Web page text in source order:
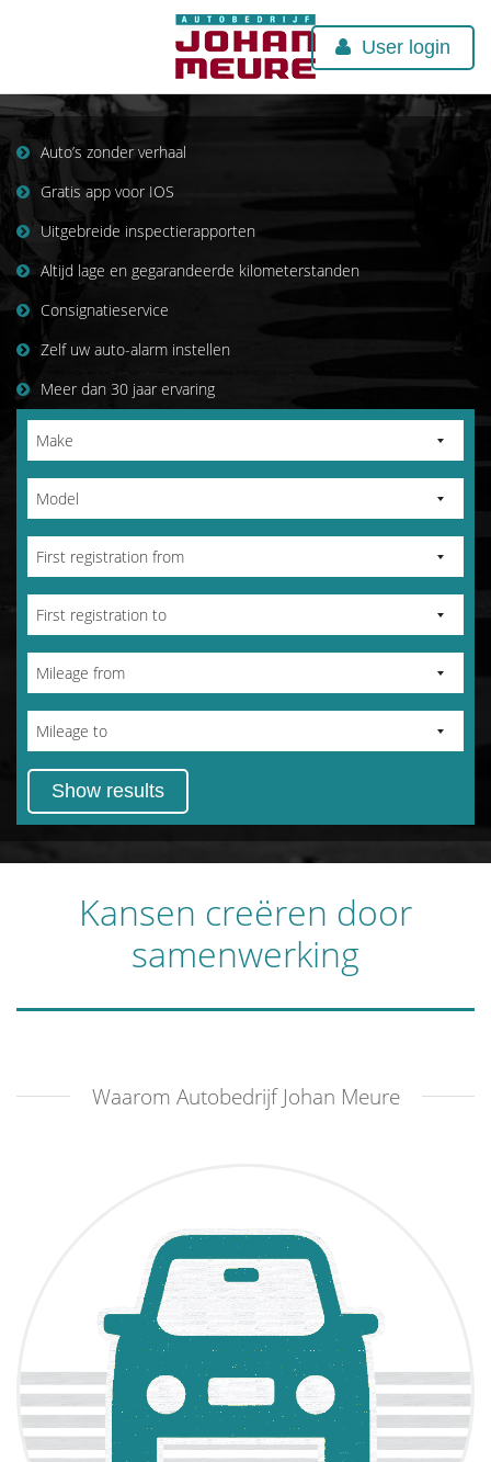
User login
Auto’s zonder verhaal
Gratis app voor IOS
Uitgebreide inspectierapporten
Altijd lage en gegarandeerde kilometerstanden
Consignatieservice
Zelf uw auto-alarm instellen
Meer dan 30 jaar ervaring
Kansen creëren door
samenwerking
Waarom Autobedrijf Johan Meure